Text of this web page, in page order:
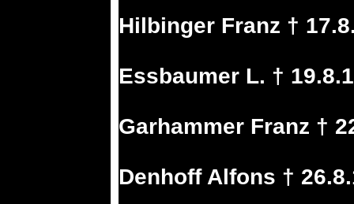
Hilbinger Franz †
Essbaumer L. †
Garhammer Franz †
Denhoff Alfons †